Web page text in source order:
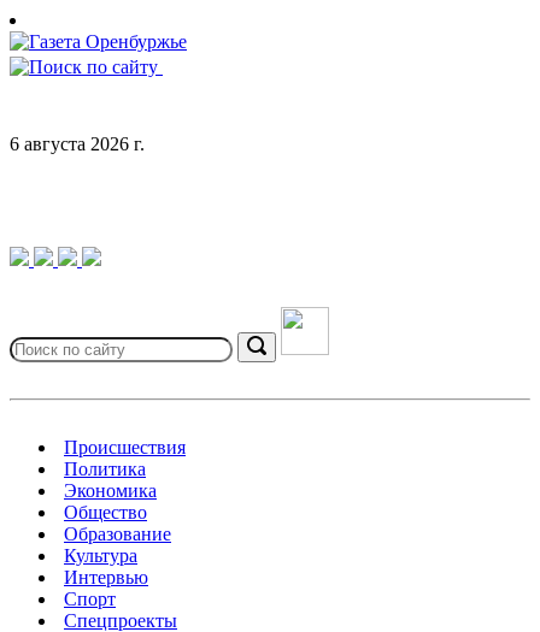
Skip
to
content
6 августа 2026 г.
for:
Search
Происшествия
Политика
Экономика
Общество
Образование
Культура
Интервью
Спорт
Спецпроекты